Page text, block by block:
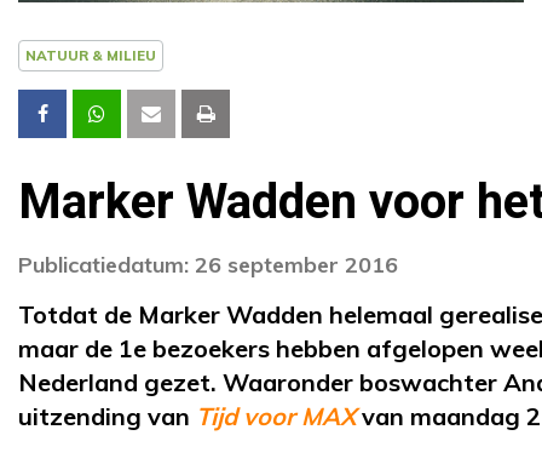
NATUUR & MILIEU
Marker Wadden voor
Publicatiedatum: 26 september 2016
Totdat de Marker Wadden helemaal
maar de 1e bezoekers hebben afgelopen
Nederland gezet. Waaronder boswachter
uitzending van Tijd voor MAX van maandag